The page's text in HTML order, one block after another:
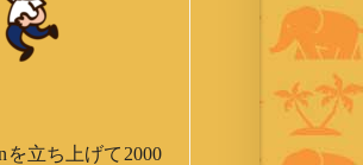
を立ち上げて2000